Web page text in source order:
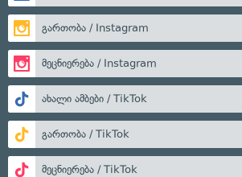
გართობა / Instagram
მეცნიერება / Instagram
ახალი ამბები / TikTok
გართობა / TikTok
მეცნიერება / TikTok